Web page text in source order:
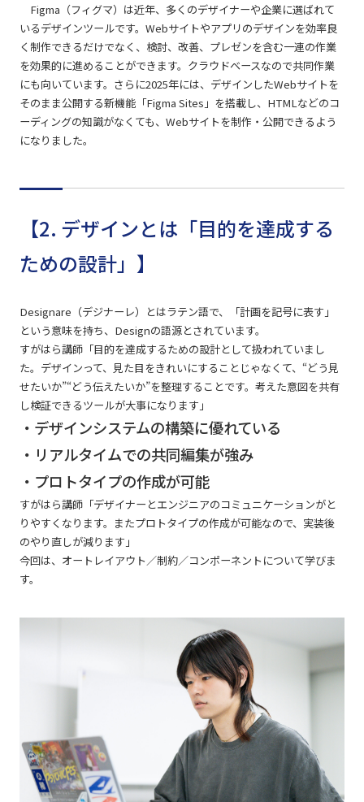
Figma（フィグマ）は近年、多くのデザイナーや企業に選ばれて
いるデザインツールです。Webサイトやアプリのデザインを効率良
く制作できるだけでなく、検討、改善、プレゼンを含む一連の作業
を効果的に進めることができます。クラウドベースなので共同作業
にも向いています。さらに2025年には、デザインしたWebサイトを
そのまま公開する新機能「Figma Sites」を搭載し、HTMLなどのコ
ーディングの知識がなくても、Webサイトを制作・公開できるよう
になりました。
【2. デザインとは「目的を達成する
ための設計」】
Designare（デジナーレ）とはラテン語で、「計画を記号に表す」
という意味を持ち、Designの語源とされています。
すがはら講師「目的を達成するための設計として扱われていまし
た。デザインって、見た目をきれいにすることじゃなくて、“どう見
せたいか”“どう伝えたいか”を整理することです。考えた意図を共有
し検証できるツールが大事になります」
・デザインシステムの構築に優れている
・リアルタイムでの共同編集が強み
・プロトタイプの作成が可能
すがはら講師「デザイナーとエンジニアのコミュニケーションがと
りやすくなります。またプロトタイプの作成が可能なので、実装後
のやり直しが減ります」
今回は、オートレイアウト／制約／コンポーネントについて学びま
す。